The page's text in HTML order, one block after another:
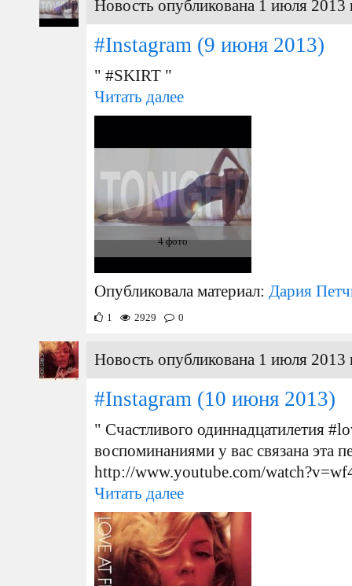
Новость опубликована 1 июля 2013
#Instagram (9 июня 2013)
" #SKIRT "
Читать далее
4 фото
Опубликовала материал: Дария
1 2929 0
Новость опубликована 1 июля 2013
#Instagram (10 июня 2013)
" Счастливого одиннадцатилетия
воспоминаниями у вас связана эта
http://www.youtube.com/
Читать далее